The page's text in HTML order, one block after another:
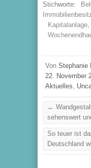
Stichworte:
Kapitalanlage,
Von Stephanie
22. November
Aktuelles,
←
sehenswert
So teuer ist
Deutschland